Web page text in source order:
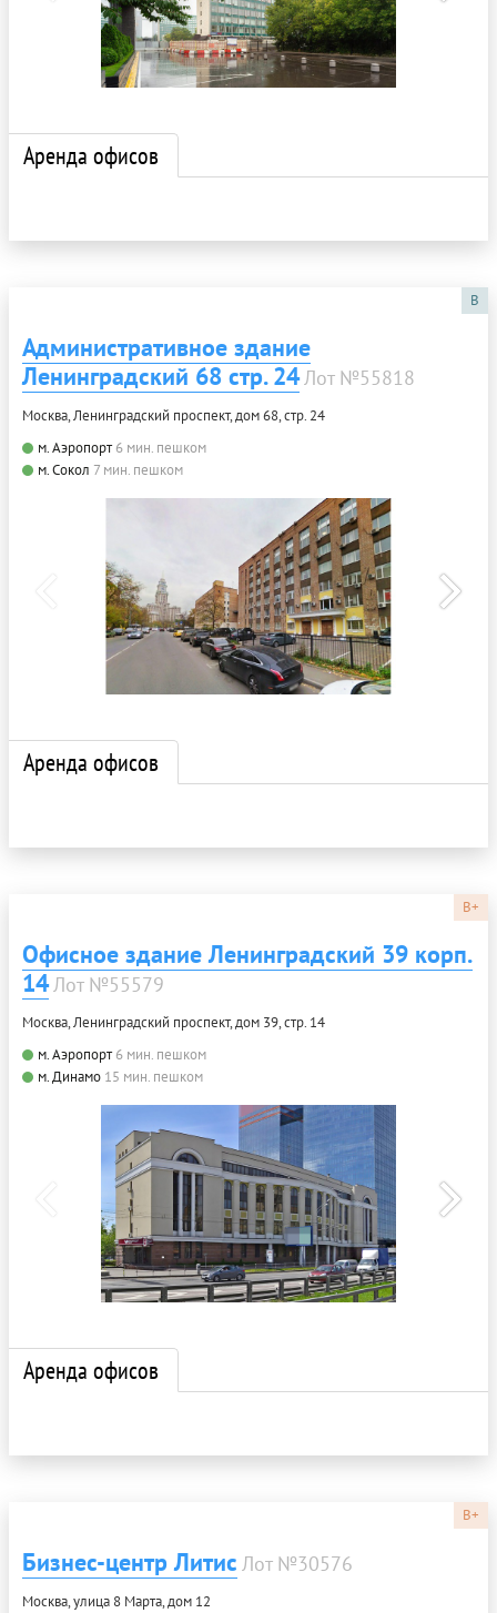
Аренда офисов
B
Административное здание
Ленинградский 68 стр. 24 Лот №55818
Москва, Ленинградский проспект, дом 68, стр. 24
м. Аэропорт 6 мин. пешком
м. Сокол 7 мин. пешком
Аренда офисов
B+
Офисное здание Ленинградский 39 корп.
14Лот №55579
Москва, Ленинградский проспект, дом 39, стр. 14
м. Аэропорт 6 мин. пешком
м. Динамо 15 мин. пешком
Аренда офисов
B+
Бизнес-центр Литис Лот №30576
Москва, улица 8 Марта, дом 12